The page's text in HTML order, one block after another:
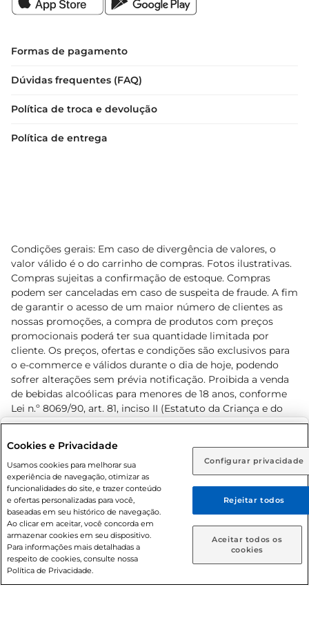
Rio de Janeiro (RJ) Goiás (GO)
Ou
Caso queira comprar online, informe como deseja receber
suas compras:
Entrega em casa Retire em Loja
porção é uma oportunidade de cuidar da sua
Experimente essa fruta desidratada e descubra
momentos ainda mais especiais.
Formas de pagamento
Dúvidas frequentes (FAQ)
Política de troca e devolução
Política de entrega
Condições gerais: Em caso de divergência de valores, o
valor válido é o do carrinho de compras. Fotos ilustrativas.
Compras sujeitas a confirmação de estoque. Compras
podem ser canceladas em caso de suspeita de fraude. A fim
de garantir o acesso de um maior número de clientes as
nossas promoções, a compra de produtos com preços
promocionais poderá ter sua quantidade limitada por
cliente. Os preços, ofertas e condições são exclusivos para
o e-commerce e válidos durante o dia de hoje, podendo
sofrer alterações sem prévia notificação. Proibida a venda
de bebidas alcoólicas para menores de 18 anos, conforme
Lei n.º 8069/90, art. 81, inciso II (Estatuto da Criança e do
Adolescente). Preços e condições exclusivos para o
prévio. O valor mínimo para as compras on-line é de R$
80,00.
© 2026 Copyright. Todos os direitos
reservados Prezunic.
Cookies e Privacidade
Usamos cookies para melhorar sua
experiência de navegação, otimizar as
funcionalidades do site, e trazer conteúdo
e ofertas personalizadas para você,
baseadas em seu histórico de navegação.
Ao clicar em aceitar, você concorda em
armazenar cookies em seu dispositivo.
Para informações mais detalhadas a
respeito de cookies, consulte nossa
Política de Privacidade.
Configurar privacidade
Rejeitar todos
Aceitar todos os
cookies